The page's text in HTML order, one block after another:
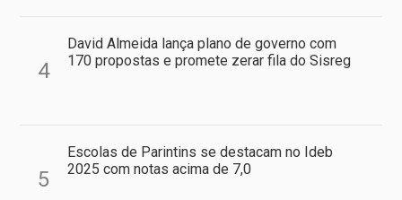
4
David Almeida lança plano de governo com
170 propostas e promete zerar fila do Sisreg
5
Escolas de Parintins se destacam no Ideb
2025 com notas acima de 7,0